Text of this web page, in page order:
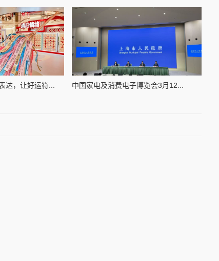
达，让好运符... 中国家电及消费电子博览会3月12...